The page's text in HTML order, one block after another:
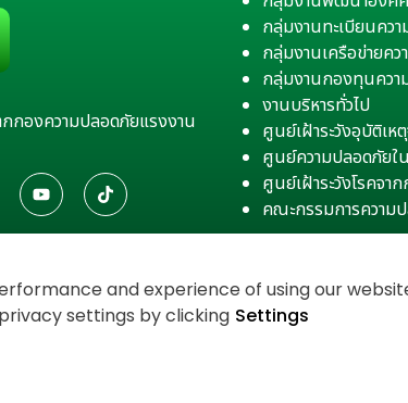
กกองความปลอดภัยแรงงาน
กลุ่มงานทะเบียนคว
กลุ่มงานเครือข่ายค
กลุ่มงานกองทุนควา
งานบริหารทั่วไป
ศูนย์เฝ้าระวังอุบัติเห
ศูนย์ความปลอดภัยใ
ศูนย์เฝ้าระวังโรคจา
คณะกรรมการความ
and experience of using our
settings by clicking Settings